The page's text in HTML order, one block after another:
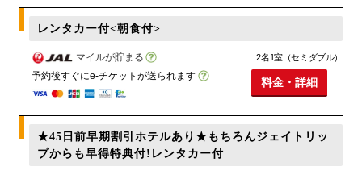
レンタカー付<朝食付>
マイルが貯まる
予約後すぐにe-チケットが送られます
2名1室（セミダブル）
料金・詳細
★45日前早期割引ホテルあり★もちろんジェイトリッ
プからも早得特典付!レンタカー付